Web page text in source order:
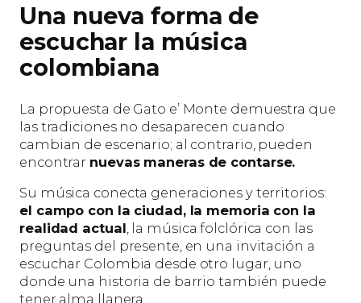
Una nueva forma de
escuchar la música
colombiana
La propuesta de Gato e’ Monte demuestra que
las tradiciones no desaparecen cuando
cambian de escenario; al contrario, pueden
encontrar nuevas maneras de contarse.
Su música conecta generaciones y territorios:
el campo con la ciudad, la memoria con la
realidad actual , la música folclórica con las
preguntas del presente, en una invitación a
escuchar Colombia desde otro lugar, uno
donde una historia de barrio también puede
tener alma llanera.